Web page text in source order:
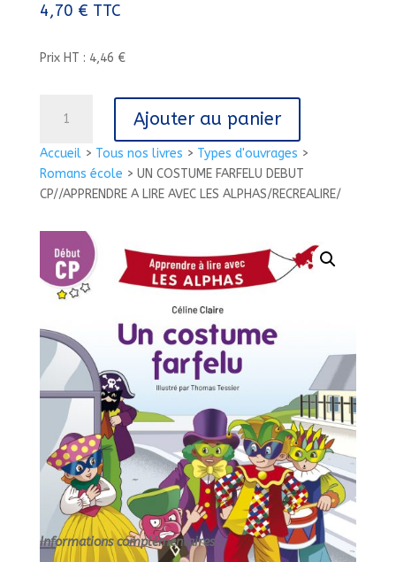
Accueil> Tous nos livres > Types d'ouvrages >
Romans école > UN COSTUME FARFELU DEBUT
CP//APPRENDRE A LIRE AVEC LES ALPHAS/RECREALIRE/
4,70 € TTC
Prix HT : 4,46 €
UN
COSTUME
FARFELU
LIRE
AVEC
ALPHAS/RECREALIRE/
Ajouter au panier
Informations complémentaires :